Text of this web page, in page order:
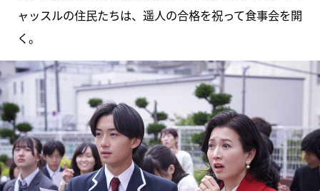
ャッスルの住民たちは、遥人の合格を祝って食事会を開
く。